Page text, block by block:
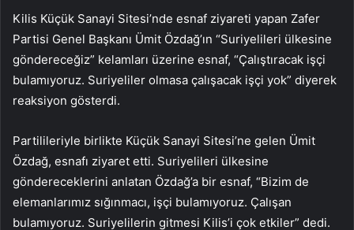
Kilis Küçük Sanayi Sitesi’nde esnaf ziyareti yapan Zafer
Partisi Genel Başkanı Ümit Özdağ’ın “Suriyelileri ülkesine
göndereceğiz” kelamları üzerine esnaf, “Çalıştıracak işçi
bulamıyoruz. Suriyeliler olmasa çalışacak işçi yok” diyerek
reaksiyon gösterdi.
Partilileriyle birlikte Küçük Sanayi Sitesi’ne gelen Ümit
Özdağ, esnafı ziyaret etti. Suriyelileri ülkesine
göndereceklerini anlatan Özdağ’a bir esnaf, “Bizim de
elemanlarımız sığınmacı, işçi bulamıyoruz. Çalışan
bulamıyoruz. Suriyelilerin gitmesi Kilis’i çok etkiler” dedi.